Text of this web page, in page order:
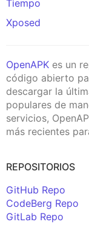
Tiempo
Xposed
OpenAPK es un
código abierto
descargar la
populares de
servicios,
más recientes
REPOSITORIOS
GitHub Repo
CodeBerg Repo
GitLab Repo